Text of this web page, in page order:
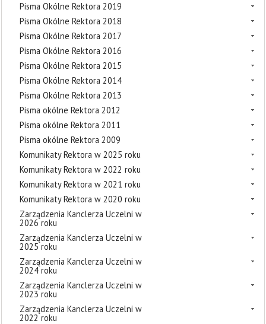
Pisma Okólne Rektora 2019
Pisma Okólne Rektora 2018
Pisma Okólne Rektora 2017
Pisma Okólne Rektora 2016
Pisma Okólne Rektora 2015
Pisma Okólne Rektora 2014
Pisma Okólne Rektora 2013
Pisma okólne Rektora 2012
Pisma okólne Rektora 2011
Pisma okólne Rektora 2009
Komunikaty Rektora w 2025 roku
Komunikaty Rektora w 2022 roku
Komunikaty Rektora w 2021 roku
Komunikaty Rektora w 2020 roku
Zarządzenia Kanclerza Uczelni w
2026 roku
Zarządzenia Kanclerza Uczelni w
2025 roku
Zarządzenia Kanclerza Uczelni w
2024 roku
Zarządzenia Kanclerza Uczelni w
2023 roku
Zarządzenia Kanclerza Uczelni w
2022 roku